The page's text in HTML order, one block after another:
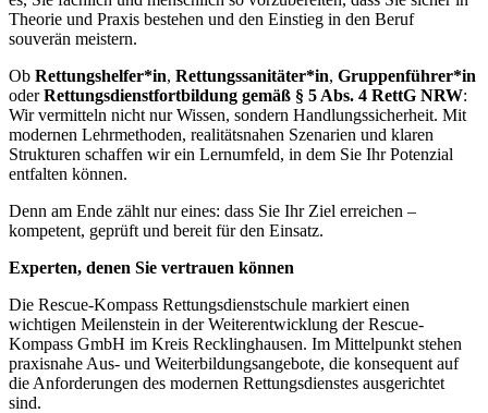
Theorie und Praxis bestehen und den Einstieg in den Beruf
souverän meistern.
Ob Rettungshelfer*in, Rettungssanitäter*in, Gruppenführer*in
oderRettungsdienstfortbildung gemäß § 5 Abs. 4 RettG NRW:
Wir vermitteln nicht nur Wissen, sondern Handlungssicherheit. Mit
modernen Lehrmethoden, realitätsnahen Szenarien und klaren
Strukturen schaffen wir ein Lernumfeld, in dem Sie Ihr Potenzial
entfalten können.
Denn am Ende zählt nur eines: dass Sie Ihr Ziel erreichen –
kompetent, geprüft und bereit für den Einsatz.
Experten, denen Sie vertrauen können
Die Rescue-Kompass Rettungsdienstschule markiert einen
wichtigen Meilenstein in der Weiterentwicklung der Rescue-
Kompass GmbH im Kreis Recklinghausen. Im Mittelpunkt stehen
praxisnahe Aus- und Weiterbildungsangebote, die konsequent auf
die Anforderungen des modernen Rettungsdienstes ausgerichtet
sind.